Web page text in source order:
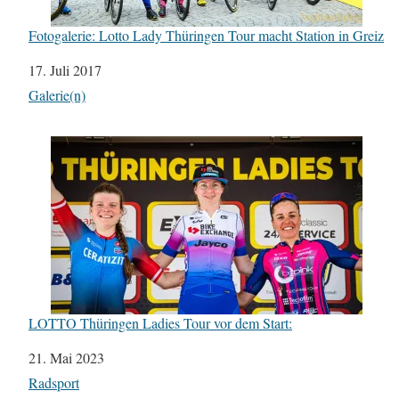
Fotogalerie: Lotto Lady Thüringen Tour macht Station in Greiz
Datum
17. Juli 2017
In Bezug auf
Galerie(n)
LOTTO Thüringen Ladies Tour vor dem Start:
Datum
21. Mai 2023
In Bezug auf
Radsport